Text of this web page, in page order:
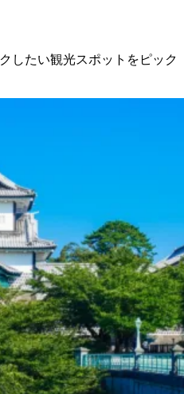
したい観光スポットをピック